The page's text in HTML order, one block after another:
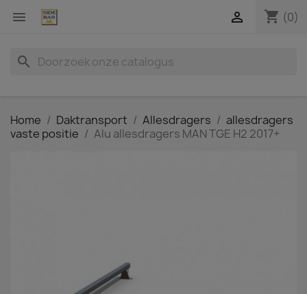
 shopping_cart (0)

search
Home Daktransport Allesdragers
allesdragers
vaste positie
Alu allesdragers MAN TGE H2 2017+